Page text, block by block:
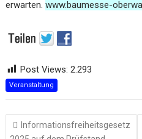
erwarten.www.baumesse-
Post Views: 2.293
Veranstaltung
Beitragsnavigation
Informationsfreiheitsgesetz